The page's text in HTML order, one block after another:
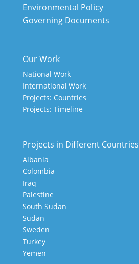
Environmental Policy
Governing Documents
Our Work
National Work
International Work
Projects: Countries
Projects: Timeline
Projects in Different Countries
Albania
Colombia
Iraq
Palestine
South Sudan
Sudan
Sweden
Turkey
Yemen